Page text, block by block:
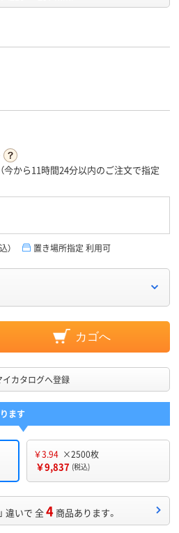
（今から11時間24分以内のご注文で指定
） 置き場所指定 利用可
カゴへ
イカタログへ登録
ます
￥3.94 ×2500枚
￥9,837 (税込)
違いで 全4 商品あります。